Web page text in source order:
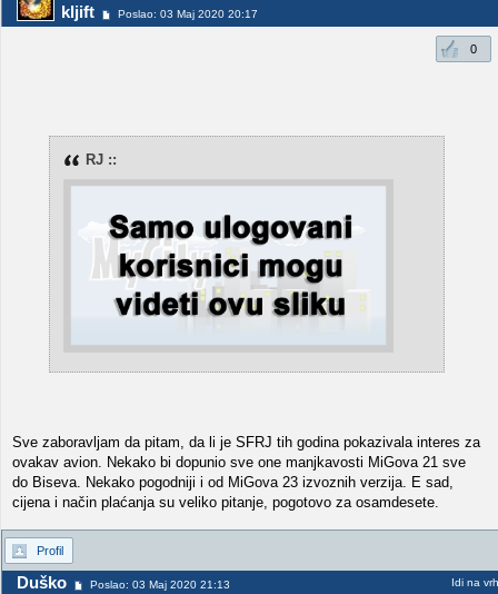
kljift Poslao: 03 Maj 2020 20:17
0
RJ ::
Sve zaboravljam da pitam, da li je SFRJ tih godina pokazivala interes za
ovakav avion. Nekako bi dopunio sve one manjkavosti MiGova 21 sve
do Biseva. Nekako pogodniji i od MiGova 23 izvoznih verzija. E sad,
cijena i način plaćanja su veliko pitanje, pogotovo za osamdesete.
Profil
Duško Poslao: 03 Maj 2020 21:13 Idi na vrh